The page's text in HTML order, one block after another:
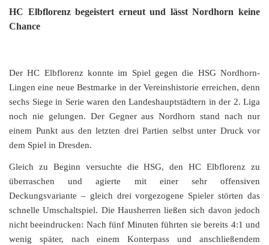
HC Elbflorenz begeistert erneut und lässt Nordhorn keine
Chance
Der HC Elbflorenz konnte im Spiel gegen die HSG Nordhorn-
Lingen eine neue Bestmarke in der Vereinshistorie erreichen, denn
sechs Siege in Serie waren den Landeshauptstädtern in der 2. Liga
noch nie gelungen. Der Gegner aus Nordhorn stand nach nur
einem Punkt aus den letzten drei Partien selbst unter Druck vor
dem Spiel in Dresden.
Gleich zu Beginn versuchte die HSG, den HC Elbflorenz zu
überraschen und agierte mit einer sehr offensiven
Deckungsvariante – gleich drei vorgezogene Spieler störten das
schnelle Umschaltspiel. Die Hausherren ließen sich davon jedoch
nicht beeindrucken: Nach fünf Minuten führten sie bereits 4:1 und
wenig später, nach einem Konterpass und anschließendem